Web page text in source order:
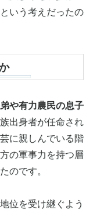
いう考えだったの
や有力農民の息子
出身者が任命され
に親しんでいる階
の軍事力を持つ層
のです。
位を受け継ぐよう